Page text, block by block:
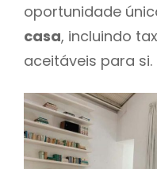
oportunidade
casa, incluindo
aceitáveis para si.